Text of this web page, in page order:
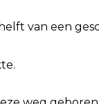
van een